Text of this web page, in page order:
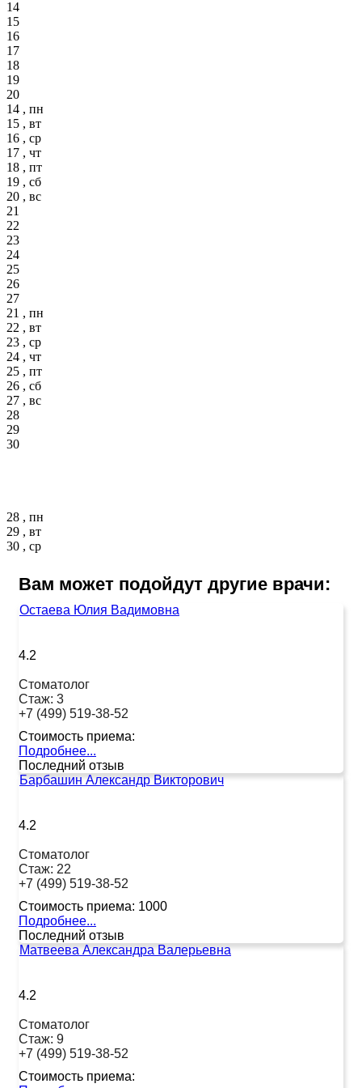
14
15
16
17
18
19
20
14 , пн
15 , вт
16 , ср
17 , чт
18 , пт
19 , сб
20 , вс
21
22
23
24
25
26
27
21 , пн
22 , вт
23 , ср
24 , чт
25 , пт
26 , сб
27 , вс
28
29
30
28 , пн
29 , вт
30 , ср
Вам может подойдут другие врачи:
Остаева Юлия Вадимовна
4.2
Стоматолог
Стаж: 3
+7 (499) 519-38-52
Стоимость приема:
Подробнее...
Последний отзыв
Барбашин Александр Викторович
4.2
Стоматолог
Стаж: 22
+7 (499) 519-38-52
Стоимость приема: 1000
Подробнее...
Последний отзыв
Матвеева Александра Валерьевна
4.2
Стоматолог
Стаж: 9
+7 (499) 519-38-52
Стоимость приема: